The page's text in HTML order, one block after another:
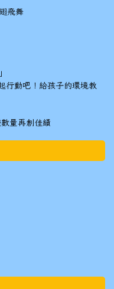
飛舞
行動吧！給孩子的環境教
量再創佳績